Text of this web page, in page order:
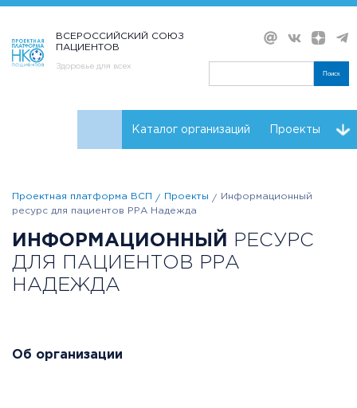
ВСЕРОССИЙСКИЙ СОЮЗ
ПАЦИЕНТОВ
Здоровье для всех
Поиск
Каталог организаций Проекты
Проектная платформа ВСП Проекты
Информационный
ресурс для пациентов РРА Надежда
ИНФОРМАЦИОННЫЙ
РЕСУРС
ДЛЯ ПАЦИЕНТОВ РРА
НАДЕЖДА
Об организации